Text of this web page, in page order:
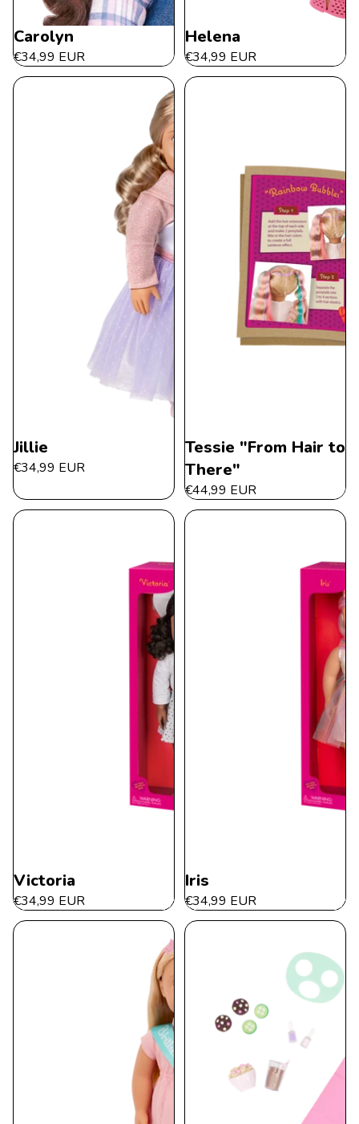
Carolyn
€34,99 EUR
Helena
€34,99 EUR
Jillie
€34,99 EUR
Tessie "From Hair to
There"
€44,99 EUR
Esaurito
Victoria
€34,99 EUR
Iris
€34,99 EUR